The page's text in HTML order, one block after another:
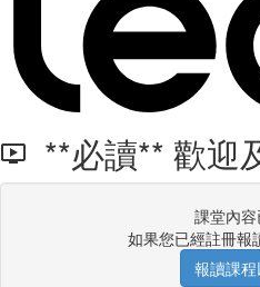
**必讀** 歡迎
課堂內
如果您已經註冊報
報讀課